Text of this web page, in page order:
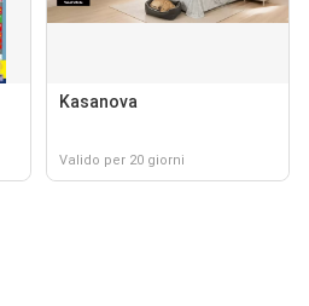
Kasanova
Valido per 20 giorni